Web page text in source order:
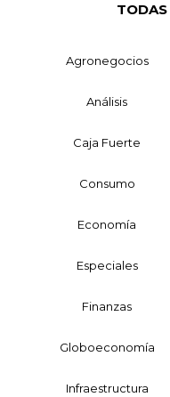
TODAS
Agronegocios
Análisis
Caja Fuerte
Consumo
Economía
Especiales
Finanzas
Globoeconomía
Infraestructura